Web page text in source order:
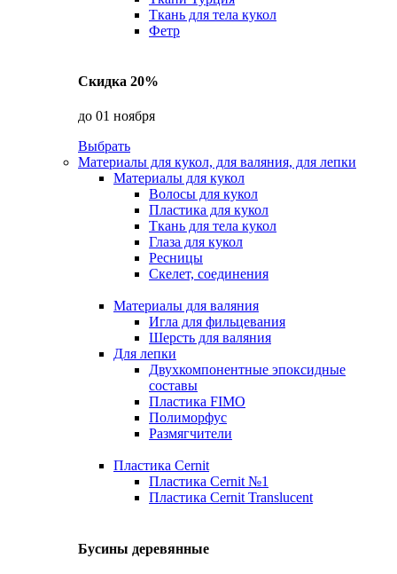
Ткань для тела кукол
Фетр
Скидка 20%
до 01 ноября
Выбрать
Материалы для кукол, для валяния, для лепки
Материалы для кукол
Волосы для кукол
Пластика для кукол
Ткань для тела кукол
Глаза для кукол
Ресницы
Скелет, соединения
Материалы для валяния
Игла для фильцевания
Шерсть для валяния
Для лепки
Двухкомпонентные эпоксидные
составы
Пластика FIMO
Полиморфус
Размягчители
Пластика Cernit
Пластика Cernit №1
Пластика Cernit Translucent
Бусины деревянные